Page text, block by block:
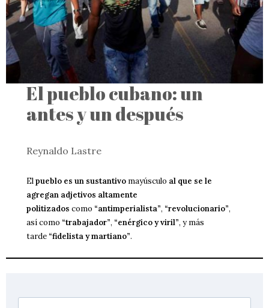
El pueblo cubano: un
antes y un después
Reynaldo Lastre
Elpueblo es un sustantivo mayúsculo al que se le
agregan adjetivos altamente
politizados como “antimperialista”, “revolucionario”,
así como “trabajador”, “enérgico y viril”, y más
tarde “fidelista y martiano”.